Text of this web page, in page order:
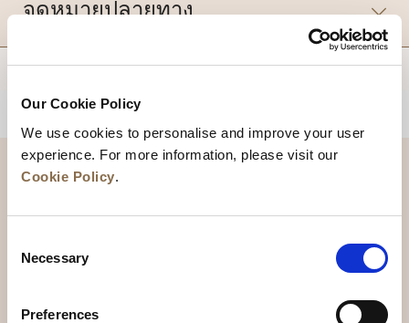
Our Cookie Policy
We use cookies to personalise and improve your user
experience. For more information, please visit our
Cookie Policy.
Selection
Necessary
Preferences
จุดหมายปลายทาง